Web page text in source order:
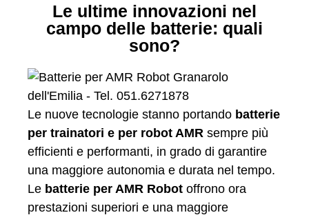
Le ultime innovazioni nel
campo delle batterie: quali
sono?
Le nuove tecnologie stanno portando batterie
per trainatori e per robot AMR sempre più
efficienti e performanti, in grado di garantire
una maggiore autonomia e durata nel tempo.
Le batterie per AMR Robot offrono ora
prestazioni superiori e una maggiore